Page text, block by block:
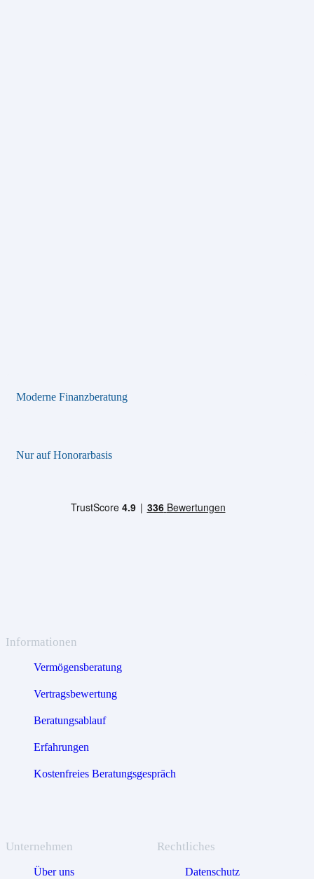
Moderne Finanzberatung
Nur auf Honorarbasis
Informationen
Vermögensberatung
Vertragsbewertung
Beratungsablauf
Erfahrungen
Kostenfreies Beratungsgespräch
Unternehmen
Über uns
Rechtliches
Datenschutz